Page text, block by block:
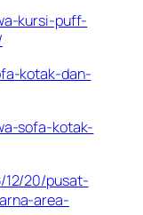
kursi-puff-
kotak-dan-
sofa-kotak-
12/20/pusat-
area-